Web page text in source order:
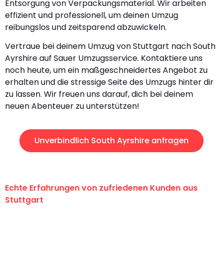
Entsorgung von Verpackungsmaterial. Wir arbeiten
effizient und professionell, um deinen Umzug
reibungslos und zeitsparend abzuwickeln.
Vertraue bei deinem Umzug von Stuttgart nach South
Ayrshire auf Sauer Umzugsservice. Kontaktiere uns
noch heute, um ein maßgeschneidertes Angebot zu
erhalten und die stressige Seite des Umzugs hinter dir
zu lassen. Wir freuen uns darauf, dich bei deinem
neuen Abenteuer zu unterstützen!
Unverbindlich South Ayrshire anfragen
Echte Erfahrungen von zufriedenen Kunden aus
Stuttgart